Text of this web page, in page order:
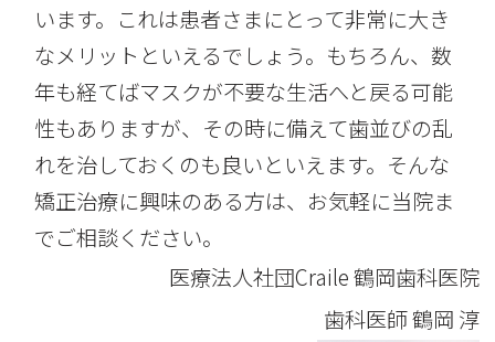
います。これは患者さまにとって非常に大き
なメリットといえるでしょう。もちろん、数
年も経てばマスクが不要な生活へと戻る可能
性もありますが、その時に備えて歯並びの乱
れを治しておくのも良いといえます。そんな
矯正治療に興味のある方は、お気軽に当院ま
でご相談ください。
医療法人社団Craile 鶴岡歯科医院
歯科医師鶴岡 淳